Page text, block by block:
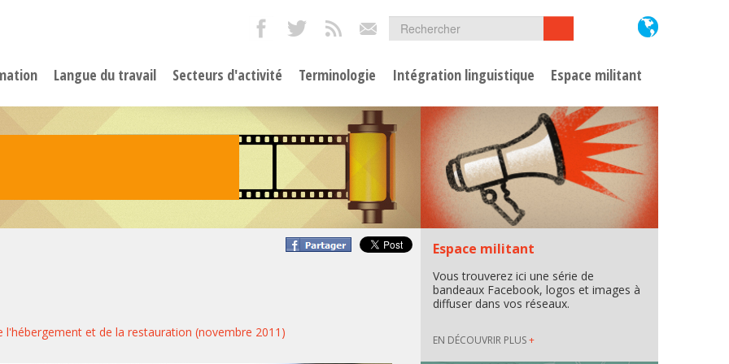
Formulaire
de
recherche
Rechercher
Langue du travail Secteurs d'activité Terminologie Intégration linguistique Espace militant
et de la restauration (novembre 2011)
Espace militant
Vous trouverez ici une série de
bandeaux Facebook, logos et images à
diffuser dans vos réseaux.
EN DÉCOUVRIR PLUS+